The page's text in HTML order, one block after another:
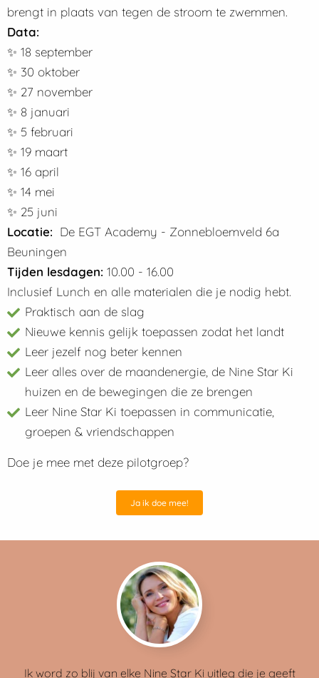
brengt in plaats van tegen de stroom te zwemmen.
Data:
✨ 18 september
✨ 30 oktober
✨ 27 november
✨ 8 januari
✨ 5 februari
✨ 19 maart
✨ 16 april
✨ 14 mei
✨ 25 juni
Locatie: De EGT Academy - Zonnebloemveld 6a
Beuningen
Tijden lesdagen: 10.00 - 16.00
Inclusief Lunch en alle materialen die je nodig hebt.
Praktisch aan de slag
Nieuwe kennis gelijk toepassen zodat het landt
Leer jezelf nog beter kennen
Leer alles over de maandenergie, de Nine Star Ki
huizen en de bewegingen die ze brengen
Leer Nine Star Ki toepassen in communicatie,
groepen & vriendschappen
Doe je mee met deze pilotgroep?
Ja ik doe mee!
Ik word zo blij van elke Nine Star Ki uitleg die je geeft